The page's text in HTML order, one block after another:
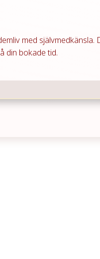
med
din bokade tid.